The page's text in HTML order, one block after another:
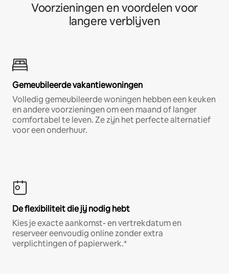
Voorzieningen en voordelen voor
langere verblijven
Gemeubileerde vakantiewoningen
Volledig gemeubileerde woningen hebben een keuken
en andere voorzieningen om een maand of langer
comfortabel te leven. Ze zijn het perfecte alternatief
voor een onderhuur.
De flexibiliteit die jij nodig hebt
Kies je exacte aankomst- en vertrekdatum en
reserveer eenvoudig online zonder extra
verplichtingen of papierwerk.*